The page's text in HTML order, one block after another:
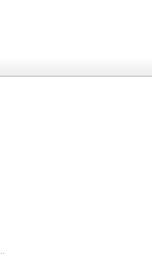
..